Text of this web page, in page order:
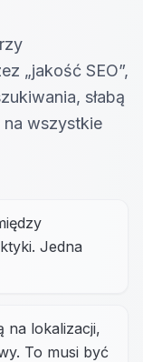
„jakość SEO”,
słabą
wszystkie
Jedna
na lokalizacji,
To musi być